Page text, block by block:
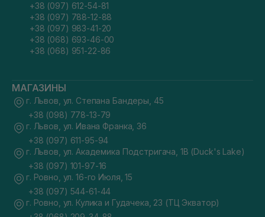
+38 (097) 612-54-81
+38 (097) 788-12-88
+38 (097) 983-41-20
+38 (068) 693-46-00
+38 (068) 951-22-86
МАГАЗИНЫ
г. Львов, ул. Степана Бандеры, 45
+38 (098) 778-13-79
г. Львов, ул. Ивана Франка, 36
+38 (097) 611-95-94
г. Львов, ул. Академика Подстригача, 1В (Duck's Lake)
+38 (097) 101-97-16
г. Ровно, ул. 16-го Июля, 15
+38 (097) 544-61-44
г. Ровно, ул. Кулика и Гудачека, 23 (ТЦ Экватор)